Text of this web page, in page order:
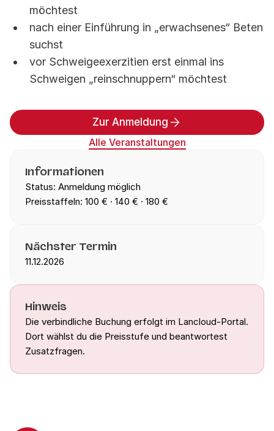
möchtest
nach einer Einführung in „erwachsenes“ Beten
suchst
vor Schweigeexerzitien erst einmal ins
Schweigen „reinschnuppern“ möchtest
Zur Anmeldung
Alle Veranstaltungen
Informationen
Status: Anmeldung möglich
Preisstaffeln: 100 € · 140 € · 180 €
Nächster Termin
11.12.2026
Hinweis
Die verbindliche Buchung erfolgt im Lancloud-Portal.
Dort wählst du die Preisstufe und beantwortest
Zusatzfragen.